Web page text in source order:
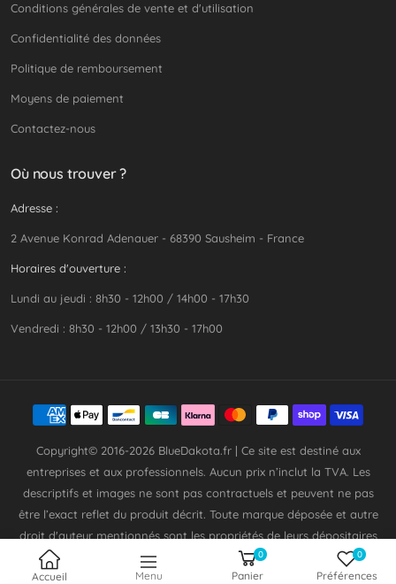
Conditions générales de vente et d'utilisation
Confidentialité des données
Politique de remboursement
Moyens de paiement
Contactez-nous
Où nous trouver ?
Adresse :
2 Avenue Konrad Adenauer - 68390 Sausheim - France
Horaires d'ouverture :
Lundi au jeudi : 8h30 - 12h00 / 14h00 - 17h30
Vendredi : 8h30 - 12h00 / 13h30 - 17h00
Copyright© 2016-2026 BlueDakota.fr| Ce site est destiné aux
entreprises et aux professionnels. Aucun prix n’inclut la TVA. Les
descriptifs et images ne sont pas contractuels et peuvent ne pas
être l’exact reflet du produit décrit. Toute marque déposée et autre
droit d'auteur mentionnés sont les propriétés de leurs dépositaires
Accueil Menu
0
Panier
0
Préférences